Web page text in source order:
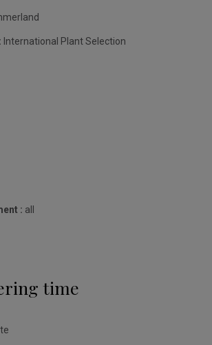
International Plant Selection
: all
time